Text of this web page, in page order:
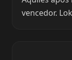
vencedor.